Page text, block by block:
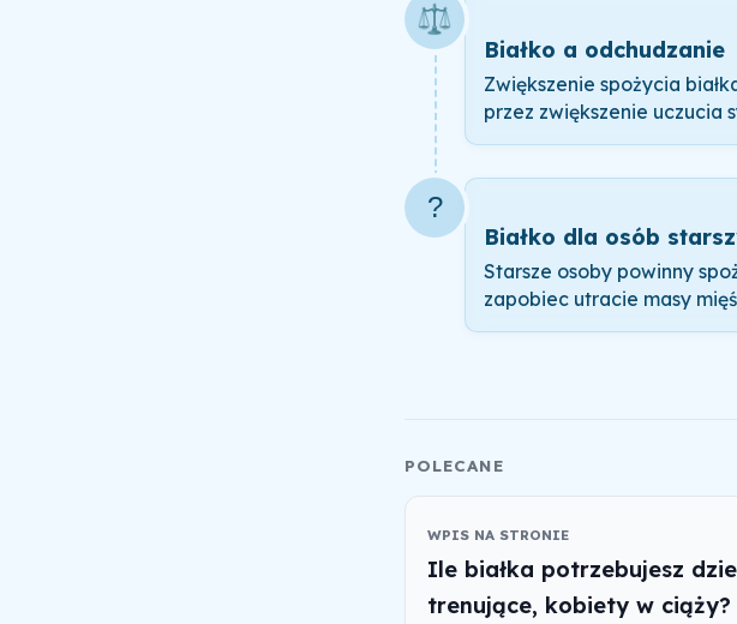
⚖️
Białko a odchudzanie
Zwiększenie spożycia
przez zwiększenie uczucia
?
Białko dla osób
Starsze osoby powinny
zapobiec utracie masy
POLECANE
WPIS NA STRONIE
Ile białka potrzebujesz
trenujące, kobiety w ciąży?